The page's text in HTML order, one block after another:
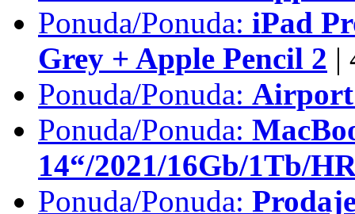
Ponuda/Ponuda: iPad
Grey + Apple Pencil 2 |
Ponuda/Ponuda: Airport
Ponuda/Ponuda:
14“/2021/16Gb/1Tb/
Ponuda/Ponuda: